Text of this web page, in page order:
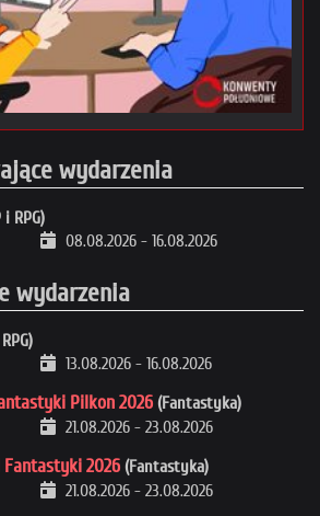
wydarzenia
i RPG)
08.08.2026 - 16.08.2026
wydarzenia
13.08.2026 - 16.08.2026
Pilkon 2026 (Fantastyka)
21.08.2026 - 23.08.2026
Fantastyki 2026 (Fantastyka)
21.08.2026 - 23.08.2026